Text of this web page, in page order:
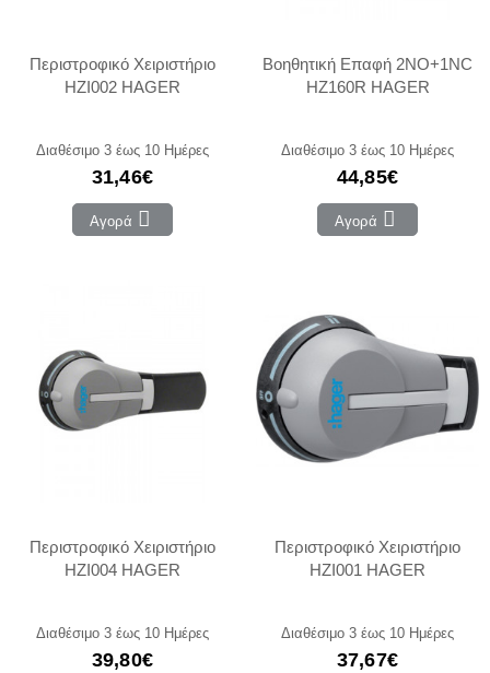
Περιστροφικό Χειριστήριο
HZI002 HAGER
Διαθέσιμο 3 έως 10 Ημέρες
31,46€
Αγορά
Βοηθητική Επαφή 2NO+1NC
HZ160R HAGER
Διαθέσιμο 3 έως 10 Ημέρες
44,85€
Αγορά
Περιστροφικό Χειριστήριο
HZI004 HAGER
Διαθέσιμο 3 έως 10 Ημέρες
39,80€
Περιστροφικό Χειριστήριο
HZI001 HAGER
Διαθέσιμο 3 έως 10 Ημέρες
37,67€